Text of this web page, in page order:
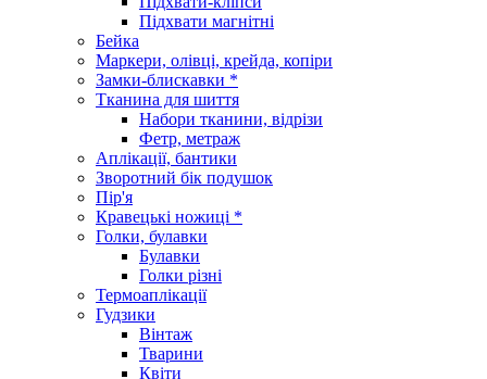
Підхвати магнітні
Бейка
Маркери, олівці, крейда, копіри
Замки-блискавки *
Тканина для шиття
Набори тканини, відрізи
Фетр, метраж
Аплікації, бантики
Зворотний бік подушок
Пір'я
Кравецькі ножиці *
Голки, булавки
Булавки
Голки різні
Термоаплікації
Гудзики
Вінтаж
Тварини
Квіти